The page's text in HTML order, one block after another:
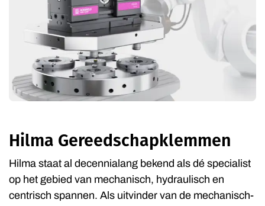
Hilma Gereedschapklemmen
Hilma staat al decennialang bekend als dé specialist
op het gebied van mechanisch, hydraulisch en
centrisch spannen. Als uitvinder van de mechanisch-